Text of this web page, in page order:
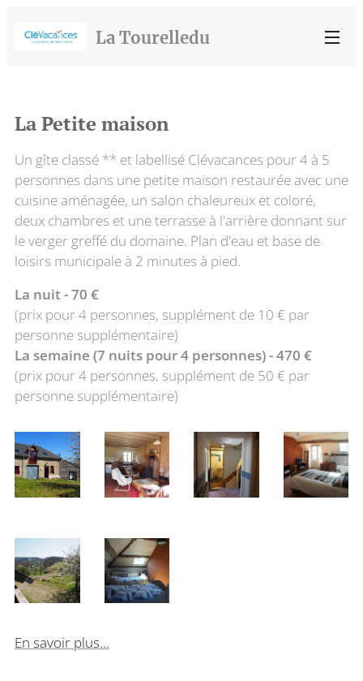
LaTourelledu
La Petite maison
Un gîte classé ** et labellisé Clévacances pour 4 à 5
personnes dans une petite maison restaurée avec une
cuisine aménagée, un salon chaleureux et coloré,
deux chambres et une terrasse à l'arrière donnant sur
le verger greffé du domaine. Plan d'eau et base de
loisirs municipale à 2 minutes à pied.
La nuit - 70 €
(prix pour 4 personnes, supplément de 10 € par
personne supplémentaire)
La semaine (7 nuits pour 4 personnes) - 470 €
(prix pour 4 personnes, supplément de 50 € par
personne supplémentaire)
En savoir plus...